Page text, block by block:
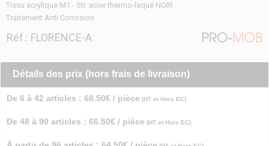
Tissu acrylique M1 - Str. acier thermo-laqué NOIR
Traitement Anti Corrosion
Réf.: FLORENCE-A
Détails des prix (hors frais de livraison)
De 6 à 42 articles : 68.50€ / pièce (HT et Hors EC)
De 48 à 90 articles : 66.50€ / pièce (HT et Hors EC)